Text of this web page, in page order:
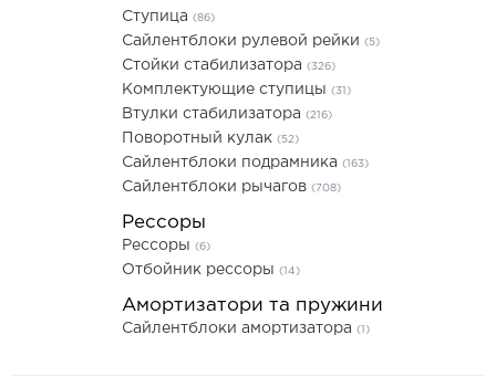
Ступица (86)
Сайлентблоки рулевой рейки (5)
Стойки стабилизатора (326)
Комплектующие ступицы (31)
Втулки стабилизатора (216)
Поворотный кулак (52)
Сайлентблоки подрамника (163)
Сайлентблоки рычагов (708)
Рессоры
Рессоры (6)
Отбойник рессоры (14)
Амортизатори та пружини
Сайлентблоки амортизатора (1)